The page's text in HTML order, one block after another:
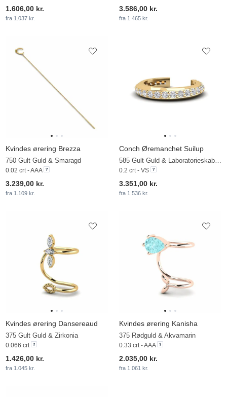
1.606,00 kr.
fra 1.037 kr.
3.586,00 kr.
fra 1.465 kr.
Kvindes ørering Brezza
750 Gult Guld & Smaragd
0.02 crt - AAA
3.239,00 kr.
fra 1.109 kr.
Conch Øremanchet Suilup
585 Gult Guld & Laboratorieskabt diamant
0.2 crt - VS
3.351,00 kr.
fra 1.536 kr.
Kvindes ørering Dansereaud
375 Gult Guld & Zirkonia
0.066 crt
1.426,00 kr.
fra 1.045 kr.
Kvindes ørering Kanisha
375 Rødguld & Akvamarin
0.33 crt - AAA
2.035,00 kr.
fra 1.061 kr.